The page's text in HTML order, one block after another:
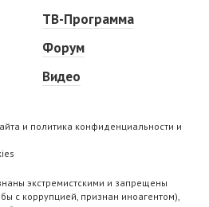
ТВ-Программа
Форум
Видео
и политика конфиденциальности и
экстремистскими и запрещены
с коррупцией, признан иноагентом),